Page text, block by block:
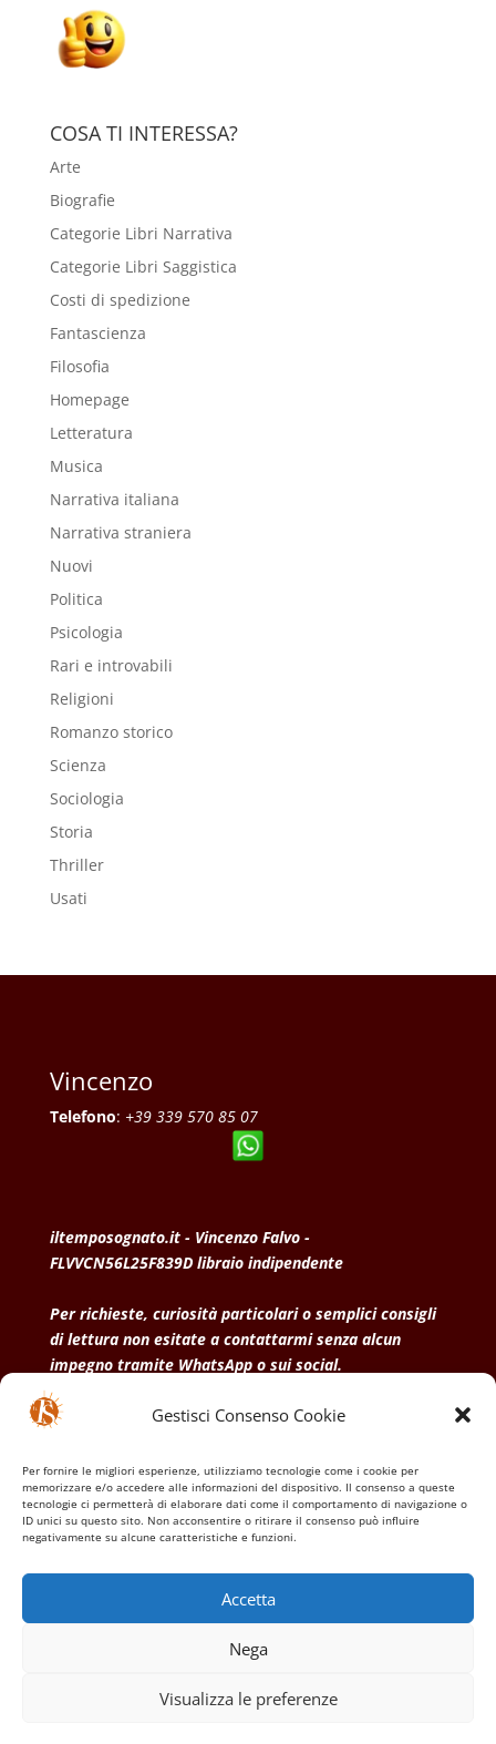
Gestisci Consenso Cookie
Per fornire le migliori esperienze, utilizziamo tecnologie come i cookie per
memorizzare e/o accedere alle informazioni del dispositivo. Il consenso a queste
tecnologie ci permetterà di elaborare dati come il comportamento di navigazione o
ID unici su questo sito. Non acconsentire o ritirare il consenso può influire
negativamente su alcune caratteristiche e funzioni.
Accetta
Nega
Visualizza le preferenze
COSA TI INTERESSA?
Arte
Biografie
Categorie Libri Narrativa
Categorie Libri Saggistica
Costi di spedizione
Fantascienza
Filosofia
Homepage
Letteratura
Musica
Narrativa italiana
Narrativa straniera
Nuovi
Politica
Psicologia
Rari e introvabili
Religioni
Romanzo storico
Scienza
Sociologia
Storia
Thriller
Usati
Vincenzo
Telefono: +39 339 570 85 07
iltemposognato.it - Vincenzo Falvo -
FLVVCN56L25F839D libraio indipendente
Per richieste, curiosità particolari o semplici consigli
di lettura non esitate a contattarmi senza alcun
impegno tramite WhatsApp o sui social.
• Condizioni generali di vendita